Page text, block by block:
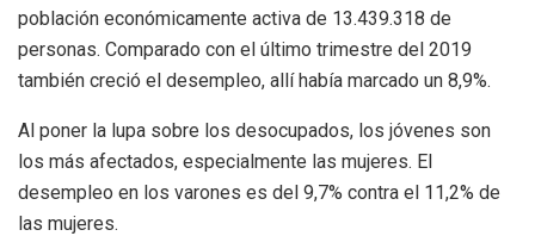
población económicamente activa de 13.439.318 de
personas. Comparado con el último trimestre del 2019
también creció el desempleo, allí había marcado un 8,9%.
Al poner la lupa sobre los desocupados, los jóvenes son
los más afectados, especialmente las mujeres. El
desempleo en los varones es del 9,7% contra el 11,2% de
las mujeres.